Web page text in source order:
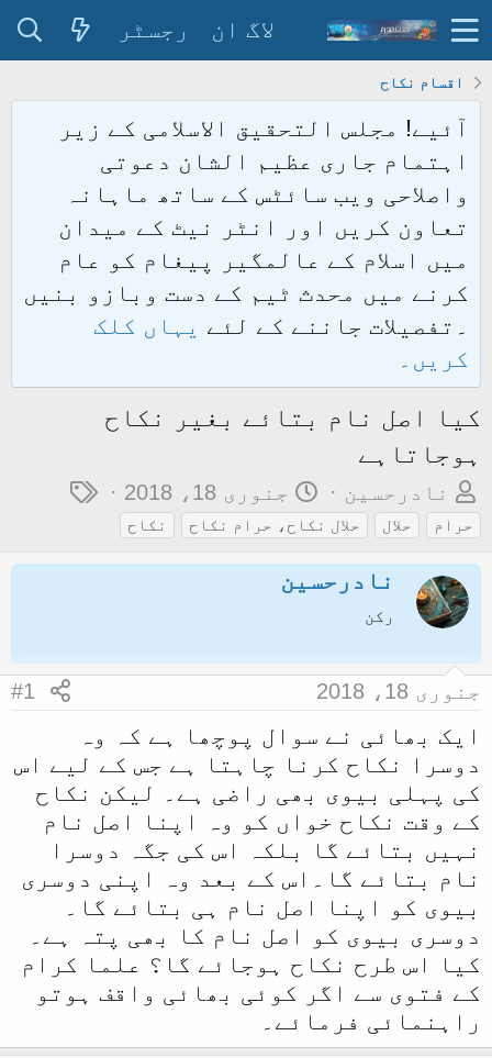
لاگ ان رجسٹر
اقسام نکاح
آئیے! مجلس التحقیق الاسلامی کے زیر
اہتمام جاری عظیم الشان دعوتی
واصلاحی ویب سائٹس کے ساتھ ماہانہ
تعاون کریں اور انٹر نیٹ کے میدان
میں اسلام کے عالمگیر پیغام کو عام
کرنے میں محدث ٹیم کے دست وبازو بنیں
۔تفصیلات جاننے کے لئے یہاں کلک
کریں۔
کیا اصل نام بتائے بغیر نکاح
ہوجاتاہے
م
و
و
ع
ا
آ
غ
ا
ز
ک
ر
ن
ے
و
ا
نادرحسین
ت
ا
ی
غ
ز
جنوری 18، 2018
ٹ
حرام حلال حلال نکاح، حرام نکاح نكاح
نادرحسین
رکن
جنوری 18، 2018 #1
ایک بھائی نے سوال پوچھا ہے کہ وہ
دوسرا نکاح کرنا چاہتا ہے جس کے لیے اس
کی پہلی بیوی بھی راضی ہے۔ لیکن نکاح
کے وقت نکاح خواں کو وہ اپنا اصل نام
نہیں بتائے گا بلکہ اس کی جگہ دوسرا
نام بتائے گا۔اس کے بعد وہ اپنی دوسری
بیوی کو اپنا اصل نام ہی بتائے گا۔
دوسری بیوی کو اصل نام کا بھی پتہ ہے۔
کیا اس طرح نکاح ہوجائے گا؟ علما کرام
کے فتوی سے اگر کوئی بھائی واقف ہوتو
راہنمائی فرمائے۔